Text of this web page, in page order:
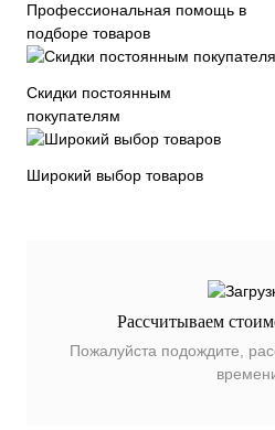
Профессиональная помощь в
подборе товаров
Скидки постоянным
покупателям
Широкий выбор товаров
Рассчитываем
Пожалуйста подождите,